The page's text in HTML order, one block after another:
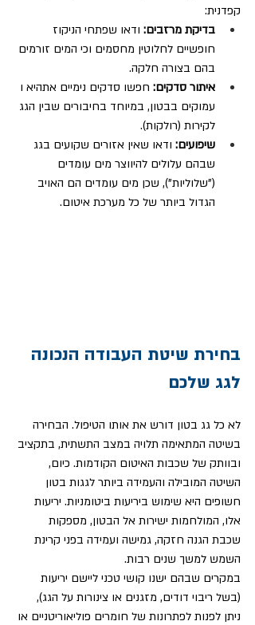
קפדנית:
בדיקת מרזבים: ודאו שפתחי הניקוז
חופשיים לחלוטין מחסמים וכי המים זורמים
בהם בצורה חלקה.
איתור סדקים: חפשו סדקים נימיים אתהיא ו
עמוקים בבטון, במיוחד בחיבורים שבין הגג
לקירות (רולקות).
שיפועים: ודאו שאין אזורים שקועים בגג
שבהם עלולים להיווצר מים עומדים
("שלוליות"), שכן מים עומדים הם האויב
הגדול ביותר של כל מערכת איטום.
בחירת שיטת העבודה הנכונה
לגג שלכם
לא כל גג בטון דורש את אותו הטיפול. הבחירה
בשיטה המתאימה תלויה במצב התשתית, בתקציב
ובוותק של שכבות האיטום הקודמות. כיום,
השיטה המובילה והעמידה ביותר לגגות בטון
חשופים היא שימוש ביריעות ביטומניות. יריעות
אלו, המולחמות ישירות אל הבטון, מספקות
שכבת הגנה חזקה, גמישה ועמידה בפני קרינת
השמש למשך שנים רבות.
במקרים שבהם ישנו קושי טכני ליישם יריעות
(בשל ריבוי דודים, מזגנים או צינורות על הגג),
ניתן לפנות לפתרונות של חומרים פוליאוריטניים או